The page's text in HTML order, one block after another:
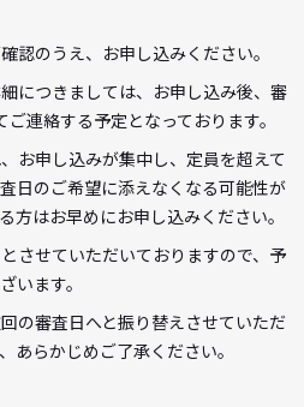
認のうえ、お申し込みください。
につきましては、お申し込み後、審
連絡する予定となっております。
お申し込みが集中し、定員を超えて
日のご希望に添えなくなる可能性が
方はお早めにお申し込みください。
させていただいておりますので、予
います。
の審査日へと振り替えさせていただ
あらかじめご了承ください。